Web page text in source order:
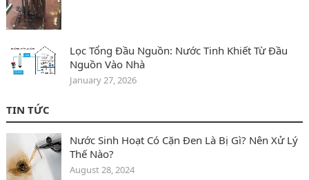
Lọc Tổng Đầu Nguồn: Nước Tinh Khiết Từ Đầu
Nguồn Vào Nhà
January 27, 2026
TIN TỨC
Nước Sinh Hoạt Có Cặn Đen Là Bị Gì? Nên Xử Lý
Thế Nào?
August 28, 2024